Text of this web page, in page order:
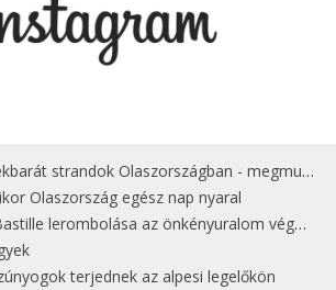
strandok Olaszországban - megmutatjuk a 15 legjobbat
Olaszország egész nap nyaral
lerombolása az önkényuralom végét jelentette
terjednek az alpesi legelőkön